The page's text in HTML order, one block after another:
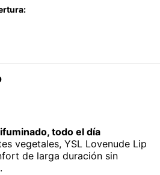
todo el día
vegetales, YSL Lovenude Lip
de larga duración sin